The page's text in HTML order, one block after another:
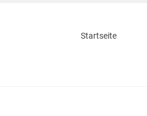
Startseite